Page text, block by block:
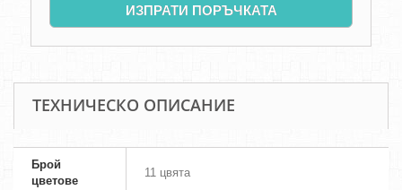
ИЗПРАТИ ПОРЪЧКАТА
ТЕХНИЧЕСКО ОПИСАНИЕ
Брой
цветове
11 цвята